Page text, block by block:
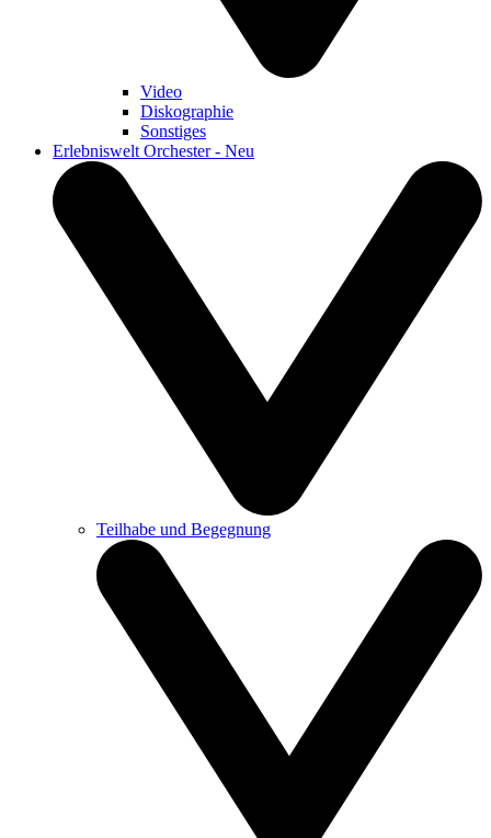
Video
Diskographie
Sonstiges
Erlebniswelt Orchester - Neu
Teilhabe und Begegnung